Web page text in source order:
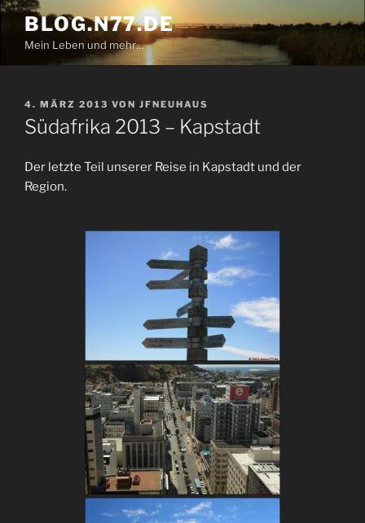
Zum
Inhalt
springen
BLOG.N77.DE
Mein Leben und mehr…
VERÖFFENTLICHT
AM
4. MÄRZ 2013 VON JFNEUHAUS
Südafrika 2013 – Kapstadt
Der letzte Teil unserer Reise in Kapstadt und der
Region.